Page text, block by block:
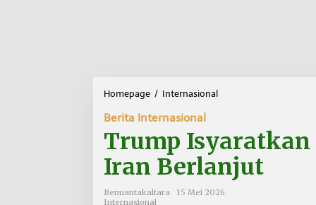
Homepage / Internasional
p
a
Berita Internasional
Trump
Iran Berlanjut
Benuantakaltara
15 Mei 2026
Internasional